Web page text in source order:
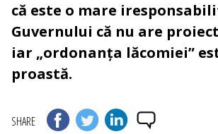
că este o mare
Guvernului că nu are
iar „ordonanța lăcomiei”
proastă.
SHARE